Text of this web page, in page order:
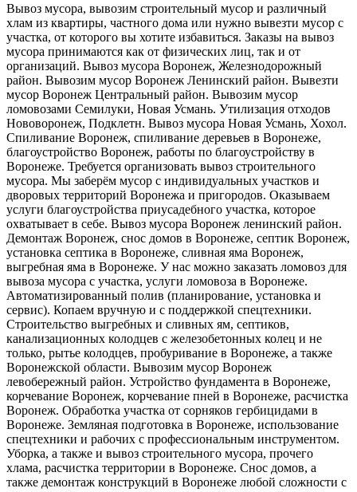
Вывоз мусора, вывозим строительный мусор и различный
хлам из квартиры, частного дома или нужно вывезти мусор с
участка, от которого вы хотите избавиться. Заказы на вывоз
мусора принимаются как от физических лиц, так и от
организаций. Вывоз мусора Воронеж, Железнодорожный
район. Вывозим мусор Воронеж Ленинский район. Вывезти
мусор Воронеж Центральный район. Вывозим мусор
ломовозами Семилуки, Новая Усмань. Утилизация отходов
Нововоронеж, Подклетн. Вывоз мусора Новая Усмань, Хохол.
Спиливание Воронеж, спиливание деревьев в Воронеже,
благоустройство Воронеж, работы по благоустройству в
Воронеже. Требуется организовать вывоз строительного
мусора. Мы заберём мусор с индивидуальных участков и
дворовых территорий Воронежа и пригородов. Оказываем
услуги благоустройства приусадебного участка, которое
охватывает в себе. Вывоз мусора Воронеж ленинский район.
Демонтаж Воронеж, снос домов в Воронеже, септик Воронеж,
установка септика в Воронеже, сливная яма Воронеж,
выгребная яма в Воронеже. У нас можно заказать ломовоз для
вывоза мусора с участка, услуги ломовоза в Воронеже.
Автоматизированный полив (планирование, установка и
сервис). Копаем вручную и с поддержкой спецтехники.
Строительство выгребных и сливных ям, септиков,
канализационных колодцев с железобетонных колец и не
только, рытье колодцев, пробуривание в Воронеже, а также
Воронежской области. Вывозим мусор Воронеж
левобережный район. Устройство фундамента в Воронеже,
корчевание Воронеж, корчевание пней в Воронеже, расчистка
Воронеж. Обработка участка от сорняков гербицидами в
Воронеже. Земляная подготовка в Воронеже, использование
спецтехники и рабочих с профессиональным инструментом.
Уборка, а также и вывоз строительного мусора, прочего
хлама, расчистка территории в Воронеже. Снос домов, а
также демонтаж конструкций в Воронеже любой сложности с